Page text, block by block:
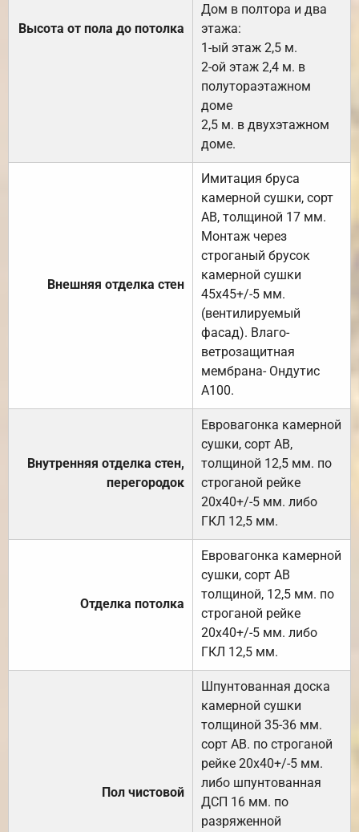
Высота от пола до потолка
Дом в полтора и два
этажа:
1-ый этаж 2,5 м.
2-ой этаж 2,4 м. в
полутораэтажном
доме
2,5 м. в двухэтажном
доме.
Внешняя отделка стен
Имитация бруса
камерной сушки, сорт
АВ, толщиной 17 мм.
Монтаж через
строганый брусок
камерной сушки
45х45+/-5 мм.
(вентилируемый
фасад). Влаго-
ветрозащитная
мембрана- Ондутис
А100.
Внутренняя отделка стен,
перегородок
Евровагонка камерной
сушки, сорт АВ,
толщиной 12,5 мм. по
строганой рейке
20х40+/-5 мм. либо
ГКЛ 12,5 мм.
Отделка потолка
Евровагонка камерной
сушки, сорт АВ
толщиной, 12,5 мм. по
строганой рейке
20х40+/-5 мм. либо
ГКЛ 12,5 мм.
Пол чистовой
Шпунтованная доска
камерной сушки
толщиной 35-36 мм.
сорт АВ. по строганой
рейке 20х40+/-5 мм.
либо шпунтованная
ДСП 16 мм. по
разряженной